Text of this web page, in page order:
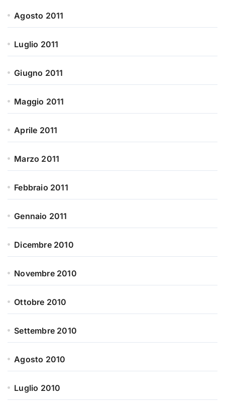
Agosto 2011
Luglio 2011
Giugno 2011
Maggio 2011
Aprile 2011
Marzo 2011
Febbraio 2011
Gennaio 2011
Dicembre 2010
Novembre 2010
Ottobre 2010
Settembre 2010
Agosto 2010
Luglio 2010